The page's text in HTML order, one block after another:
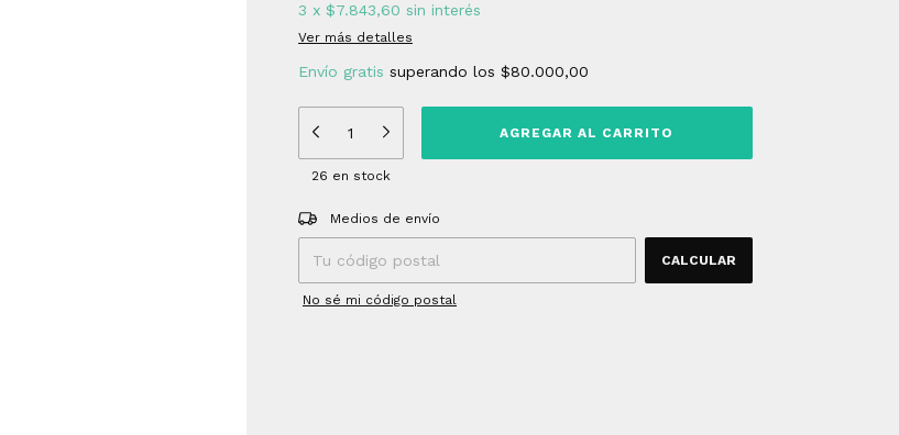
3 x $7.843,60 sin interés
Ver más detalles
Envío gratis superando los $80.000,00
26 en stock
Entregas para el CP:
Medios de envío
CALCULAR
No sé mi código postal